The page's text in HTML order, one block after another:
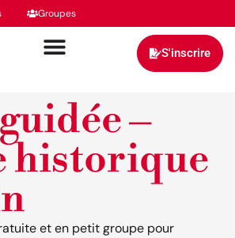
Groupes
S'inscrire
–
historique
et en petit groupe pour